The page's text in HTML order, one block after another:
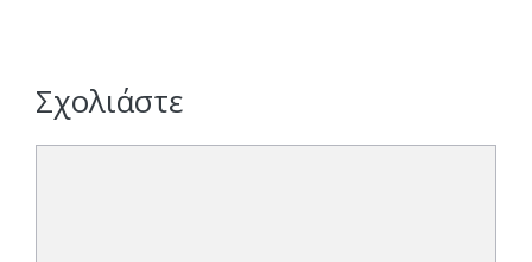
Σχολιάστε